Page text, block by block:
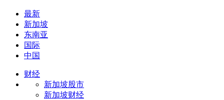
最新
新加坡
东南亚
国际
中国
财经
新加坡股市
新加坡财经